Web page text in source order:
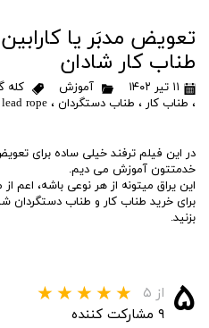
سفارشات
خروج از
کاربری
تعویض مدبَر یا
طناب کار شادان
۱۱ تیر ۱۴۰۲ آموزش کله گیر
، طناب کار ، طناب دستگردان ، lead rope
در این فیلم ترفند خیلی ساده برای
خدمتتون آموزش می دیم.
این یراق میتونه از هر نوعی باشه، اعم از
برای خرید طناب کار و طناب دستگردان
بزنید.
۵ از ۵
۹ مشارکت کننده